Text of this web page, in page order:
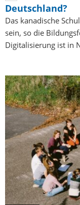
Deutschland?
Das kanadische
sein, so die
Digitalisierung ist in